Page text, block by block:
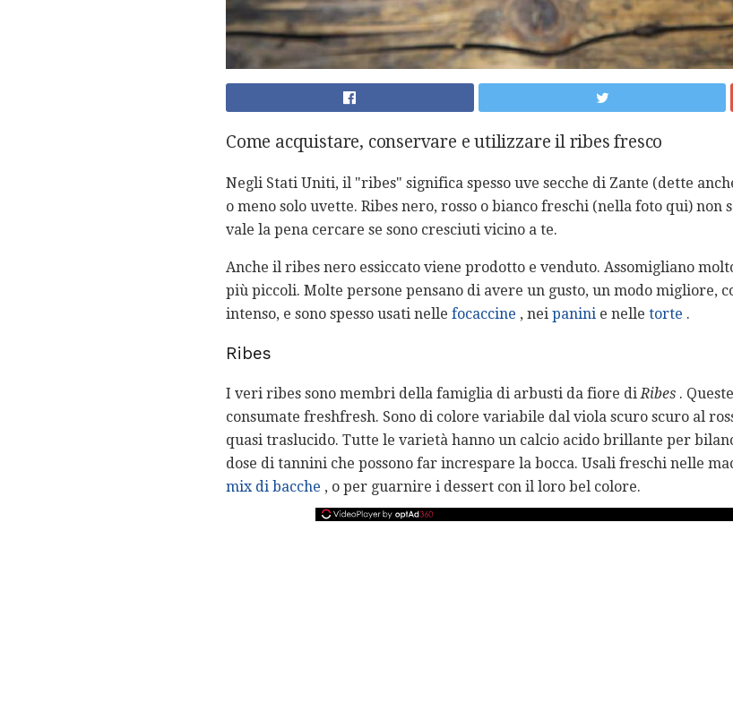
Come acquistare, conservare e utilizzare il ribes fresco
Negli Stati Uniti, il "ribes" significa spesso uve secche di Zante (dette
o meno solo uvette. Ribes nero, rosso o bianco freschi (nella foto qui)
vale la pena cercare se sono cresciuti vicino a te.
Anche il ribes nero essiccato viene prodotto e venduto. Assomigliano
più piccoli. Molte persone pensano di avere un gusto, un modo migliore,
intenso, e sono spesso usati nelle focaccine , nei panini e nelle torte .
Ribes
I veri ribes sono membri della famiglia di arbusti da fiore diRibes .
consumate freshfresh. Sono di colore variabile dal viola scuro scuro al
quasi traslucido. Tutte le varietà hanno un calcio acido brillante per
dose di tannini che possono far increspare la bocca. Usali freschi nelle
mix di bacche , o per guarnire i dessert con il loro bel colore.